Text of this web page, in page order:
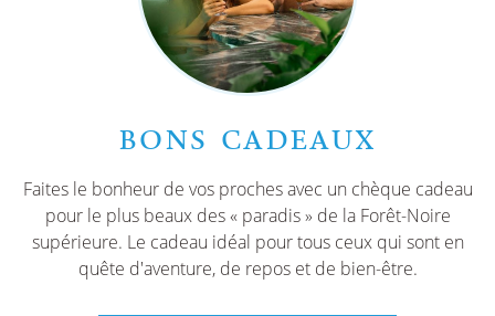
BONS CADEAUX
Faites le bonheur de vos proches avec un chèque cadeau
pour le plus beaux des « paradis » de la Forêt-Noire
supérieure. Le cadeau idéal pour tous ceux qui sont en
quête d'aventure, de repos et de bien-être.